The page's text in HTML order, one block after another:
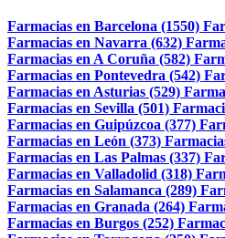
Farmacias en Barcelona (1550)
Farmacias en Navarra (632)
Farmacias en A Coruña (582)
Farmacias en Pontevedra (542)
Farmacias en Asturias (529)
Farmacias en Sevilla (501)
Farmacias en Guipúzcoa (377)
Farmacias en León (373)
Farmacias en Las Palmas (337)
Farmacias en Valladolid (318)
Farmacias en Salamanca (289)
Farmacias en Granada (264)
Farmacias en Burgos (252)